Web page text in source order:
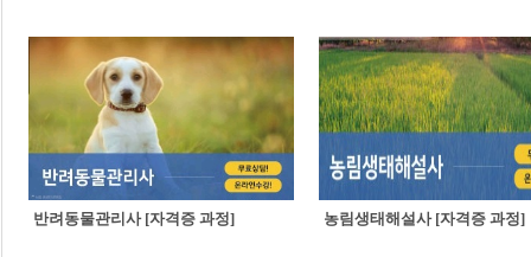
반려동물관리사 [자격증 과정] 농림생태해설사 [자격증 과정]